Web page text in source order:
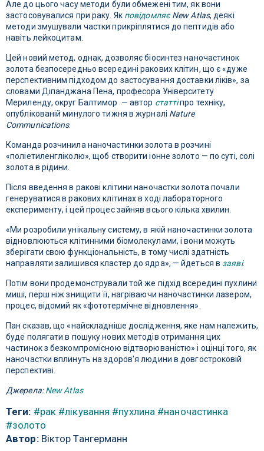
Але до цього часу методи були обмежені тим, як вони
застосовувалися при раку. Як повідомляє New Atlas, деякі
методи змушували частки прикріплятися до пептидів або
навіть лейкоцитам.
Цей новий метод, однак, дозволяє біосинтез наночастинок
золота безпосередньо всередині ракових клітин, що є «дуже
перспективним підходом до застосування доставки ліків», за
словами Діпанджана Пена, професора Університету
Мериленду, округ Балтимор — автор статтіпро техніку,
опублікованій минулого тижня в журналі Nature
Communications.
Команда розчинила наночастинки золота в розчині
«поліетиленгліколю», щоб створити іонне золото — по суті, солі
золота в рідини.
Після введення в ракові клітини наночастки золота почали
генеруватися в ракових клітинах в ході лабораторного
експерименту, і цей процес зайняв всього кілька хвилин.
«Ми розробили унікальну систему, в якій наночастинки золота
відновлюються клітинними біомолекулами, і вони можуть
зберігати свою функціональність, в тому числі здатність
направляти залишився кластер до ядра», — йдеться в заяві.
Потім вони продемонстрували той же підхід всередині пухлини
миші, перш ніж знищити її, нагріваючи наночастинки лазером,
процес, відомий як «фототермічне відновлення».
Пан сказав, що «найскладніше дослідження, яке нам належить,
буде полягати в пошуку нових методів отримання цих
частинок з безкомпромісною відтворюваністю» і оцінці того, як
наночастки вплинуть на здоров'я людини в довгостроковій
перспективі.
Джерела:New Atlas
Теги: #рак #лікування #пухлина #наночастинка
#золото
Автор:Віктор Тангерманн